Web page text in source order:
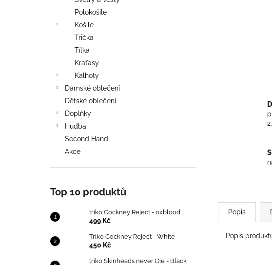
Polokošile
Košile
Trička
Tílka
Kraťasy
Kalhoty
Dámské oblečení
Dětské oblečení
Doplňky
Hudba
Second Hand
Akce
Top 10 produktů
triko Cockney Reject - oxblood
499 Kč
Triko Cockney Reject - White
450 Kč
triko Skinheads never Die - Black
Popis
Popis
TRIKO COCKNEY REJECT - OXBLOOD
499 Kč